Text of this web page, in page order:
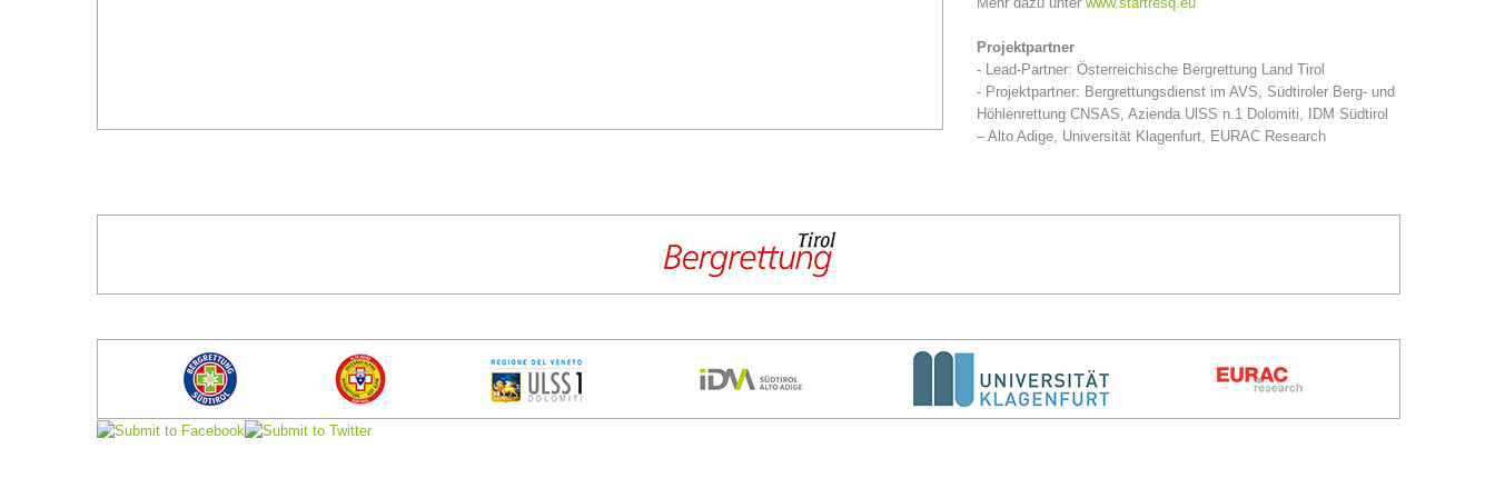
Projektpartner
- Lead-Partner: Österreichische Bergrettung Land Tirol
- Projektpartner: Bergrettungsdienst im AVS, Südtiroler Berg- und
Höhlenrettung CNSAS, Azienda UlSS n.1 Dolomiti, IDM Südtirol
– Alto Adige, Universität Klagenfurt, EURAC Research